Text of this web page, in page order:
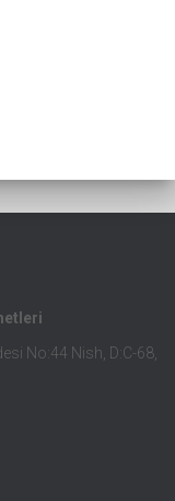
No:44 Nish, D:C-68,